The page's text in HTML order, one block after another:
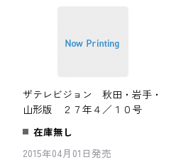
ザテレビジョン 秋田・岩手・
山形版 ２７年４／１０号
在庫無し
2015年04月01日発売